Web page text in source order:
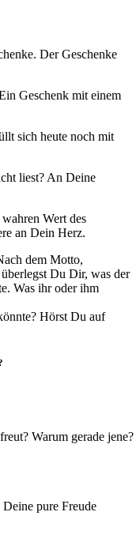
Der Geschenke
Geschenk mit einem
sich heute noch mit
liest? An Deine
Wert des
an Dein Herz.
dem Motto,
Du Dir, was der
Was ihr oder ihm
Hörst Du auf
Warum gerade jene?
pure Freude